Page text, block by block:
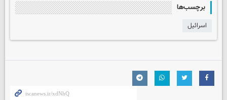
برچسب‌ها
اسرائیل